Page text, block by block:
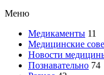
Меню
Медикаменты 11
Медицинские
Новости
Познавательно 74